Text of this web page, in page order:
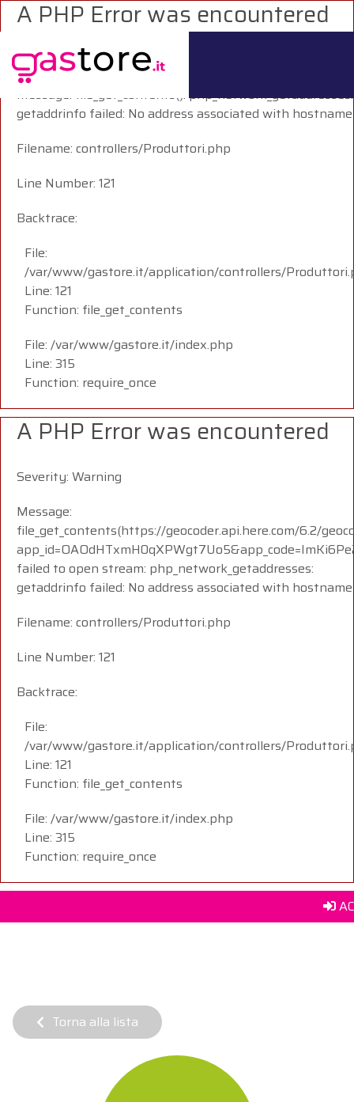
A PHP Error was encountered
Severity: Warning
Message: file_get_contents(): php_network_getaddresses:
getaddrinfo failed: No address associated with hostname
Filename: controllers/Produttori.php
Line Number: 121
Backtrace:
File:
/var/www/gastore.it/application/controllers/
Line: 121
Function: file_get_contents
File: /var/www/gastore.it/index.php
Line: 315
Function: require_once
A PHP Error was encountered
Severity: Warning
Message:
file_get_contents(https://geocoder.api.here.com/6.2/
failed to open stream: php_network_getaddresses:
getaddrinfo failed: No address associated with hostname
Filename: controllers/Produttori.php
Line Number: 121
Backtrace:
File:
/var/www/gastore.it/application/controllers/
Line: 121
Function: file_get_contents
File: /var/www/gastore.it/index.php
Line: 315
Function: require_once
Torna alla lista